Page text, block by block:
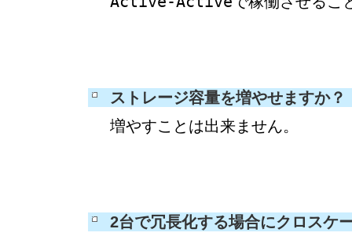
ストレージ容量を増やせますか？
増やすことは出来ません。
2台で冗長化する場合にクロスケ